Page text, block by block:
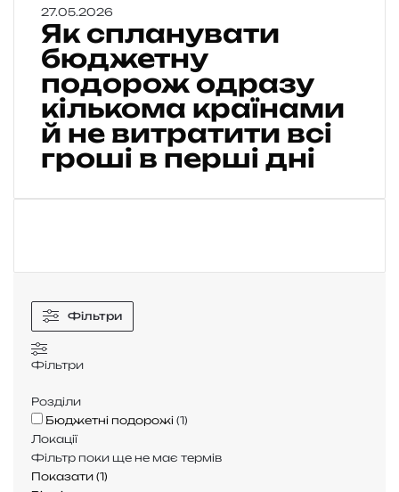
к
с
п
л
а
н
у
в
а
и
ж
т
н
у
п
д
о
р
о
ж
27.05.2026
Як спланувати
бюджетну
подорож одразу
кількома країнами
й не витратити всі
гроші в перші дні
Фільтри
Фільтри
Розділи
Бюджетні подорожі (1)
Локації
Фільтр поки ще не має термів
Показати (1)